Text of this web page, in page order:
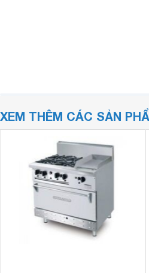
XEM THÊM CÁC SẢN